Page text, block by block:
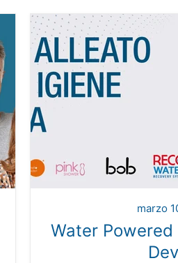
marzo
Water